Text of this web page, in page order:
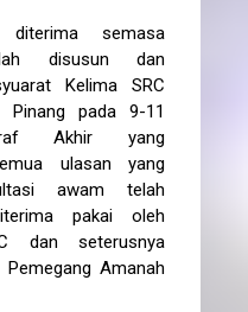
semasa
disusun dan
Kelima SRC
Pinang pada 9-11
Akhir yang
ulasan yang
awam telah
pakai oleh
dan seterusnya
Amanah